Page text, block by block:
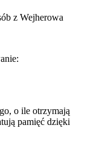
z Wejherowa
o ile otrzymają
pamięć dzięki